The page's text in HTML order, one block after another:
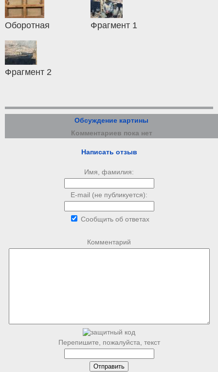
Оборотная Фрагмент 1
Фрагмент 2
Обсуждение картины
Комментариев пока нет
Написать отзыв
Имя, фамилия:
E-mail (не публикуется):
Сообщить об ответах
Комментарий
Перепишите, пожалуйста, текст